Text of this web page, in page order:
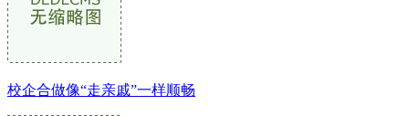
校企合做像“走亲戚”一样顺畅